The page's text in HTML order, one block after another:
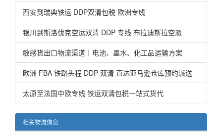
西安到瑞典铁运 DDP双清包税 欧洲专线
银川到斯洛伐克空运双清 DDP 专线 布拉迪斯拉空派
敏感货出口物流渠道｜电池、墨水、化工品运输方案
欧洲 FBA 铁路头程 DDP 双清 直达亚马逊仓库预约派送
太原至法国中欧专线 铁运双清包税一站式货代
相关物流信息